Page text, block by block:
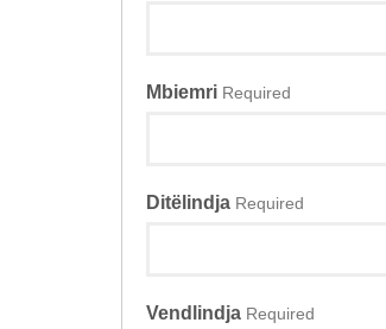
Mbiemri Required
Ditëlindja Required
Vendlindja Required